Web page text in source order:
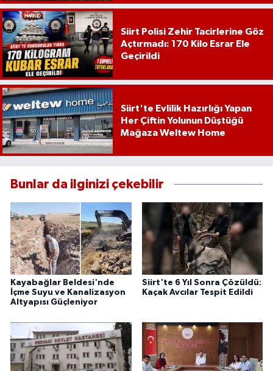
Siirt Polisi Zehir Tacirlerine Göz
Açtırmadı: 170 Kilo Esrar Ele
Geçirildi
Siirt'te Evlilik Hazırlığı Yapan
Her Çiftin Yolunun Düştüğü
Mağaza Weltew Home
Bunlar da ilginizi çekebilir
Kayabağlar Beldesi'nde
İçme Suyu ve Kanalizasyon
Altyapısı Güçleniyor
Siirt'te 6 Yıl Sonra Çözüldü:
Kaçak Avcılar Tespit Edildi